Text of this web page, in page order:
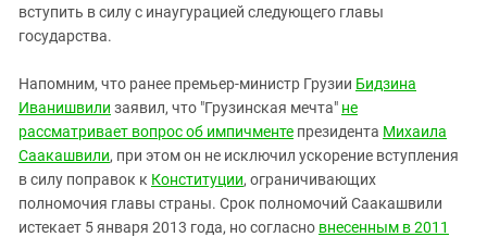
Нагорный Карабах
Ростовская область
Северная Осетия - Алания
СКФО
Ставропольский край
Чечня
вступить в силу с инаугурацией следующего главы
государства.
Напомним, что ранее премьер-министр Грузии Бидзина
Иванишвили заявил, что "Грузинская мечта" не
рассматривает вопрос об импичменте президента Михаила
Саакашвили, при этом он не исключил ускорение вступления
в силу поправок к Конституции, ограничивающих
полномочия главы страны. Срок полномочий Саакашвили
истекает 5 января 2013 года, но согласно внесенным в 2011